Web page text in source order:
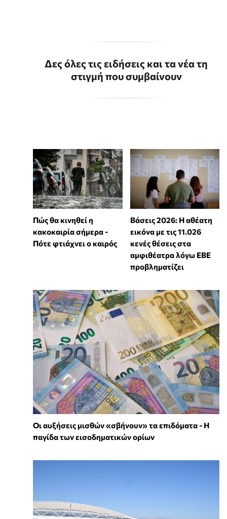
Δες όλες τις ειδήσεις και τα νέα τη
στιγμή που συμβαίνουν
Πώς θα κινηθεί η
κακοκαιρία σήμερα -
Πότε φτιάχνει ο καιρός
Βάσεις 2026: Η αθέατη
εικόνα με τις 11.026
κενές θέσεις στα
αμφιθέατρα λόγω ΕΒΕ
προβληματίζει
Οι αυξήσεις μισθών «σβήνουν» τα επιδόματα - Η
παγίδα των εισοδηματικών ορίων